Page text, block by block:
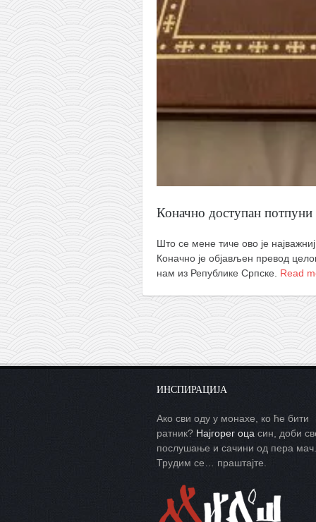
Коначно доступан
Што се мене тиче ово је
Коначно је објављен превод
нам из Републике Српске. Read
ИНСПИРАЦИЈА
Ако сви оду у монахе, ко ће бити
ратник? Најгорег оца син, доби
послушање и сачини од пера мач.
Трудим се… праштајте.